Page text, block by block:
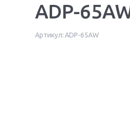
ADP-
Артикул:ADP-65AW